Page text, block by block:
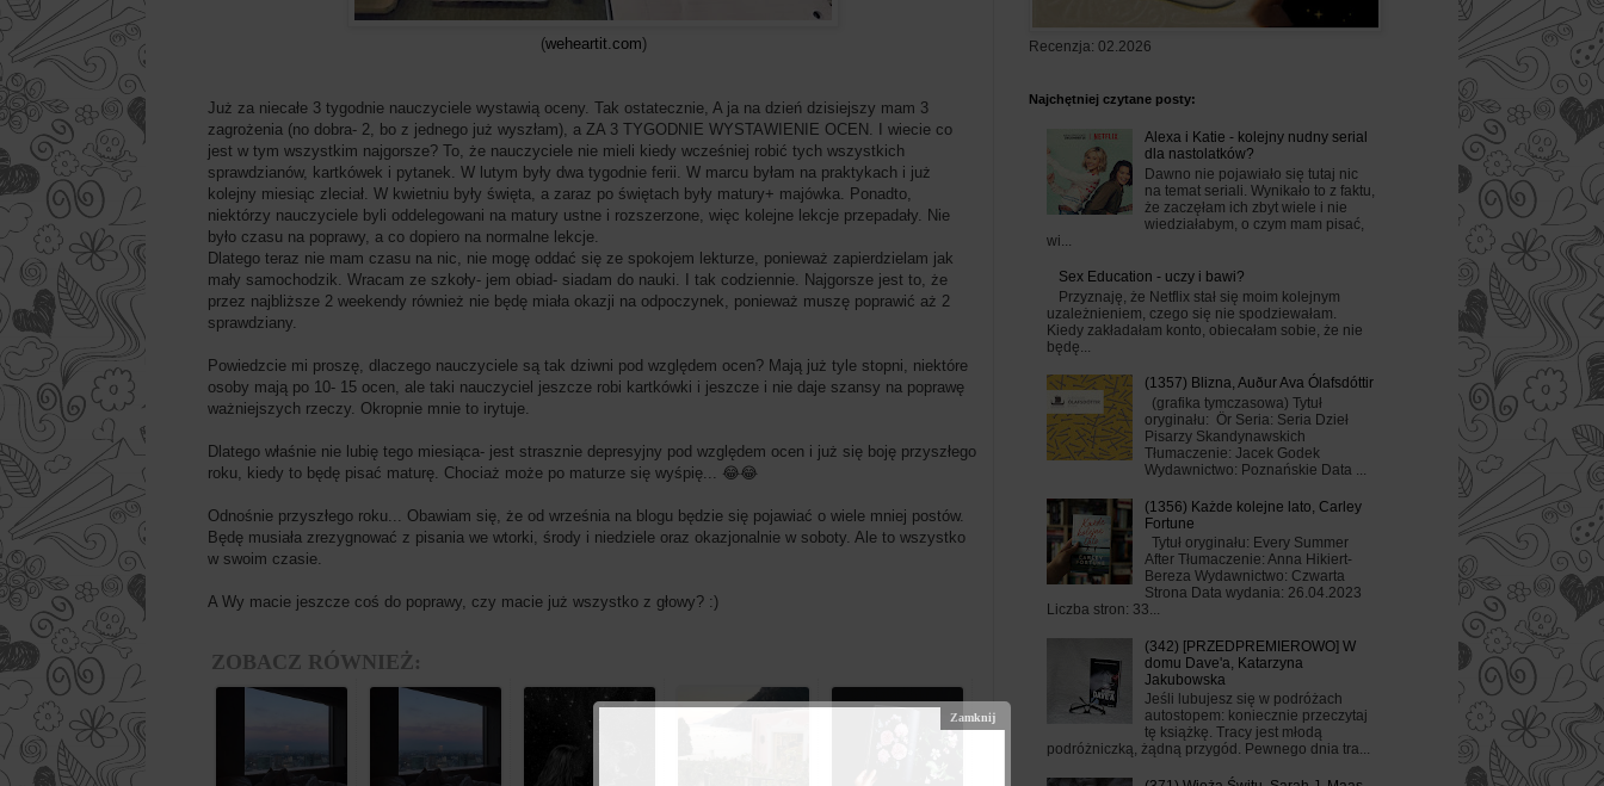
(weheartit.com)
Już za niecałe 3 tygodnie nauczyciele wystawią oceny. Tak ostatecznie, A ja na dzień dzisiejszy mam 3
zagrożenia (no dobra- 2, bo z jednego już wyszłam), a ZA 3 TYGODNIE WYSTAWIENIE OCEN. I wiecie co
jest w tym wszystkim najgorsze? To, że nauczyciele nie mieli kiedy wcześniej robić tych wszystkich
sprawdzianów, kartkówek i pytanek. W lutym były dwa tygodnie ferii. W marcu byłam na praktykach i już
kolejny miesiąc zleciał. W kwietniu były święta, a zaraz po świętach były matury+ majówka. Ponadto,
niektórzy nauczyciele byli oddelegowani na matury ustne i rozszerzone, więc kolejne lekcje przepadały. Nie
było czasu na poprawy, a co dopiero na normalne lekcje.
Dlatego teraz nie mam czasu na nic, nie mogę oddać się ze spokojem lekturze, ponieważ zapierdzielam jak
mały samochodzik. Wracam ze szkoły- jem obiad- siadam do nauki. I tak codziennie. Najgorsze jest to, że
przez najbliższe 2 weekendy również nie będę miała okazji na odpoczynek, ponieważ muszę poprawić aż 2
sprawdziany.
Powiedzcie mi proszę, dlaczego nauczyciele są tak dziwni pod względem ocen? Mają już tyle stopni, niektóre
osoby mają po 10- 15 ocen, ale taki nauczyciel jeszcze robi kartkówki i jeszcze i nie daje szansy na poprawę
ważniejszych rzeczy. Okropnie mnie to irytuje.
Dlatego właśnie nie lubię tego miesiąca- jest strasznie depresyjny pod względem ocen i już się boję przyszłego
roku, kiedy to będę pisać maturę. Chociaż może po maturze się wyśpię... 😂😂
Odnośnie przyszłego roku... Obawiam się, że od września na blogu będzie się pojawiać o wiele mniej postów.
Będę musiała zrezygnować z pisania we wtorki, środy i niedziele oraz okazjonalnie w soboty. Ale to wszystko
w swoim czasie.
A Wy macie jeszcze coś do poprawy, czy macie już wszystko z głowy? :)
ZOBACZ RÓWNIEŻ:
Recenzja: 02.2026
Najchętniej czytane posty:
Alexa i Katie - kolejny nudny serial
dla nastolatków?
Dawno nie pojawiało się tutaj nic
na temat seriali. Wynikało to z faktu,
że zaczęłam ich zbyt wiele i nie
wiedziałabym, o czym mam pisać,
wi...
Sex Education - uczy i bawi?
Przyznaję, że Netflix stał się moim kolejnym
uzależnieniem, czego się nie spodziewałam.
Kiedy zakładałam konto, obiecałam sobie, że nie
będę...
(1357) Blizna, Auður Ava Ólafsdóttir
(grafika tymczasowa) Tytuł
oryginału: Ör Seria: Seria Dzieł
Pisarzy Skandynawskich
Tłumaczenie: Jacek Godek
Wydawnictwo: Poznańskie Data ...
(1356) Każde kolejne lato, Carley
Fortune
Tytuł oryginału: Every Summer
After Tłumaczenie: Anna Hikiert-
Bereza Wydawnictwo: Czwarta
Strona Data wydania: 26.04.2023
Liczba stron: 33...
(342) [PRZEDPREMIEROWO] W
domu Dave'a, Katarzyna
Jakubowska
Jeśli lubujesz się w podróżach
autostopem: koniecznie przeczytaj
tę książkę. Tracy jest młodą
podróżniczką, żądną przygód. Pewnego dnia tra...